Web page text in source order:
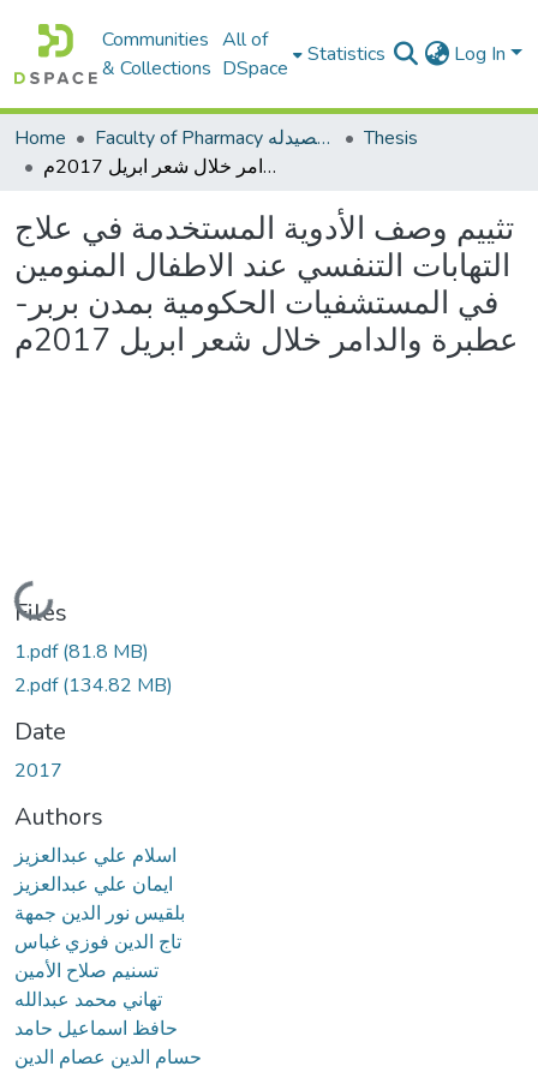
Communities
& Collections
All of
DSpace
Statistics Log In
Home Faculty of Pharmacy كلية الصيدله
Thesis
تثييم وصف الأدوية المستخدمة في علاج التهابات التنفسي عند الاطفال المنومين في المستشفيات الحكومية بمدن بربر- عطبرة والدامر خلال شعر ابريل 2017م
تثييم وصف الأدوية المستخدمة في علاج
التهابات التنفسي عند الاطفال المنومين
في المستشفيات الحكومية بمدن بربر-
عطبرة والدامر خلال شعر ابريل 2017م
Loading...
Files
1.pdf(81.8 MB)
2.pdf(134.82 MB)
Date
2017
Authors
اسلام علي عبدالعزيز
ايمان علي عبدالعزيز
بلقيس نور الدين جمهة
تاج الدين فوزي غباس
تسنيم صلاح الأمين
تهاني محمد عبدالله
حافظ اسماعيل حامد
حسام الدين عصام الدين